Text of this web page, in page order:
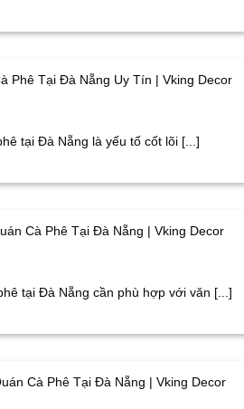
Phê Tại Đà Nẵng Uy Tín | Vking Decor
tại Đà Nẵng là yếu tố cốt lõi [...]
Cà Phê Tại Đà Nẵng | Vking Decor
tại Đà Nẵng cần phù hợp với văn [...]
Cà Phê Tại Đà Nẵng | Vking Decor